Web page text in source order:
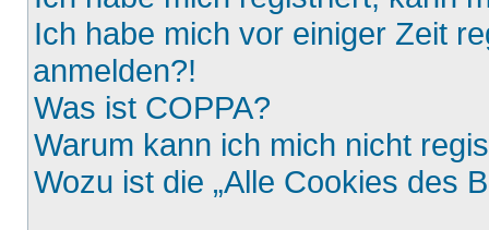
Ich habe mich vor einiger Zeit
anmelden?!
Was ist COPPA?
Warum kann ich mich nicht
Wozu ist die „Alle Cookies des